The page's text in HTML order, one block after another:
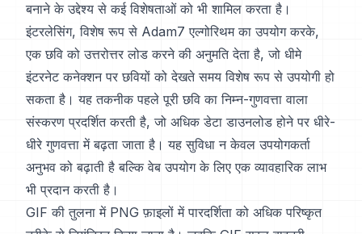
बनाने के उद्देश्य से कई विशेषताओं को भी शामिल करता है।
इंटरलेसिंग, विशेष रूप से Adam7 एल्गोरिथम का उपयोग करके,
एक छवि को उत्तरोत्तर लोड करने की अनुमति देता है, जो धीमे
इंटरनेट कनेक्शन पर छवियों को देखते समय विशेष रूप से उपयोगी हो
सकता है। यह तकनीक पहले पूरी छवि का निम्न-गुणवत्ता वाला
संस्करण प्रदर्शित करती है, जो अधिक डेटा डाउनलोड होने पर धीरे-
धीरे गुणवत्ता में बढ़ता जाता है। यह सुविधा न केवल उपयोगकर्ता
अनुभव को बढ़ाती है बल्कि वेब उपयोग के लिए एक व्यावहारिक लाभ
भी प्रदान करती है।
GIF की तुलना में PNG फ़ाइलों में पारदर्शिता को अधिक परिष्कृत